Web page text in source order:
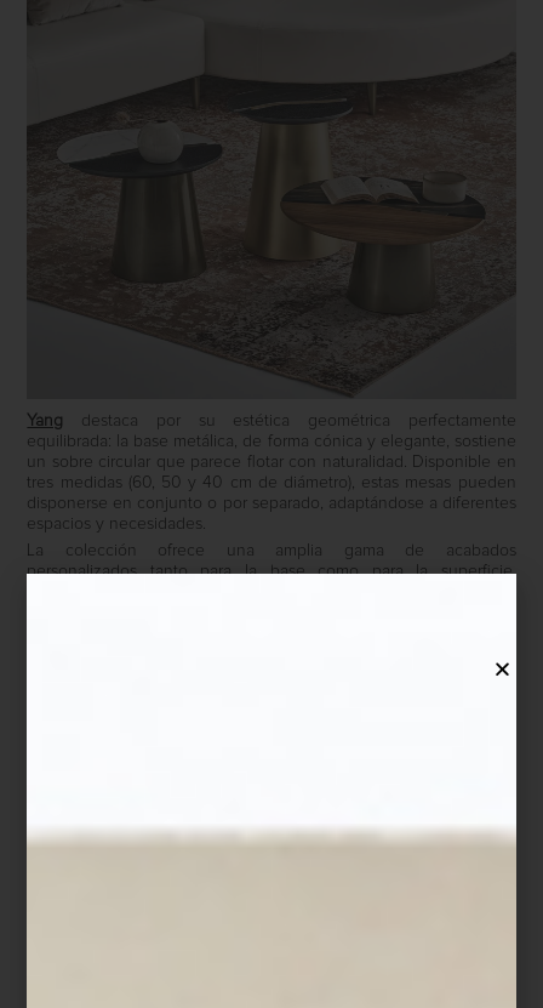
Yang
destaca por su estética geométrica perfectamente
equilibrada: la base metálica, de forma cónica y elegante, sostiene
un sobre circular que parece flotar con naturalidad. Disponible en
tres medidas (60, 50 y 40 cm de diámetro), estas mesas pueden
disponerse en conjunto o por separado, adaptándose a diferentes
espacios y necesidades.
La colección ofrece una amplia gama de acabados
personalizados tanto para la base como para la superficie,